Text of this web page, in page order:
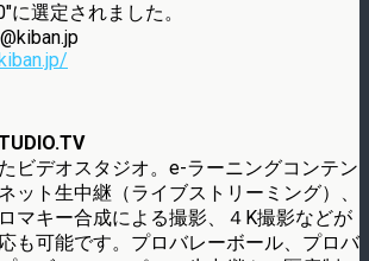
に選定されました。
ビデオスタジオ。e-ラーニングコンテン
ット生中継（ライブストリーミング）、
マキー合成による撮影、４K撮影などが
も可能です。プロバレーボール、プロバ